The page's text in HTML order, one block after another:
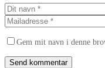
Gem mit navn i denne